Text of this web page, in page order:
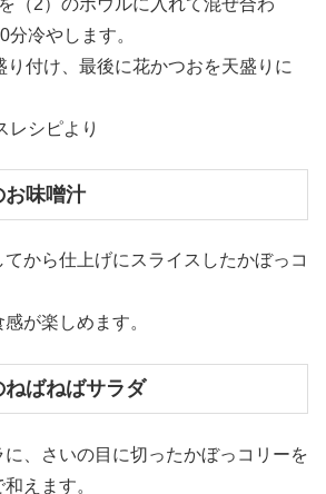
冷やします。
り付け、最後に花かつおを天盛りに
レシピより
お味噌汁
から仕上げにスライスしたかぼっコ
が楽しめます。
ばねばサラダ
、さいの目に切ったかぼっコリーを
えます。